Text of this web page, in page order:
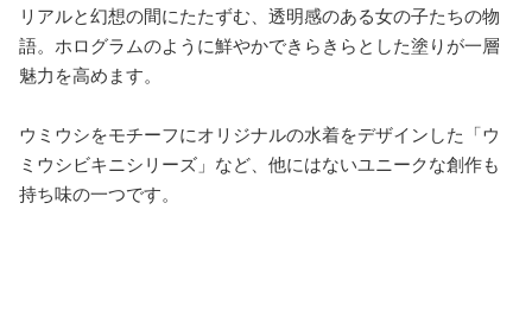
リアルと幻想の間にたたずむ、透明感のある女の子たちの物
語。ホログラムのように鮮やかできらきらとした塗りが一層
魅力を高めます。
ウミウシをモチーフにオリジナルの水着をデザインした「ウ
ミウシビキニシリーズ」など、他にはないユニークな創作も
持ち味の一つです。